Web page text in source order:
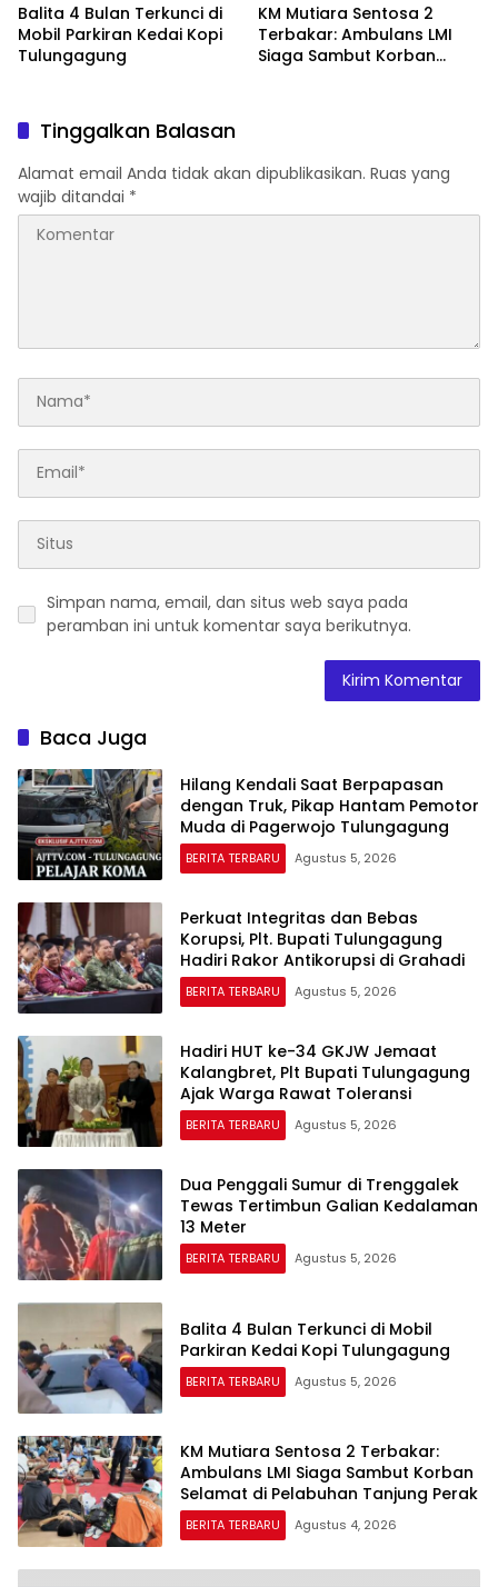
Balita 4 Bulan Terkunci di
Mobil Parkiran Kedai Kopi
Tulungagung
KM Mutiara Sentosa 2
Terbakar: Ambulans LMI
Siaga Sambut Korban
Tinggalkan Balasan
Alamat email Anda tidak akan dipublikasikan. Ruas yang
wajib ditandai *
Simpan nama, email, dan situs web saya pada
peramban ini untuk komentar saya berikutnya.
Baca Juga
Hilang Kendali Saat Berpapasan
dengan Truk, Pikap Hantam Pemotor
Muda di Pagerwojo Tulungagung
BERITA TERBARU Agustus 5, 2026
Perkuat Integritas dan Bebas
Korupsi, Plt. Bupati Tulungagung
Hadiri Rakor Antikorupsi di Grahadi
BERITA TERBARU Agustus 5, 2026
Hadiri HUT ke-34 GKJW Jemaat
Kalangbret, Plt Bupati Tulungagung
Ajak Warga Rawat Toleransi
BERITA TERBARU Agustus 5, 2026
Dua Penggali Sumur di Trenggalek
Tewas Tertimbun Galian Kedalaman
13 Meter
BERITA TERBARU Agustus 5, 2026
Balita 4 Bulan Terkunci di Mobil
Parkiran Kedai Kopi Tulungagung
BERITA TERBARU Agustus 5, 2026
KM Mutiara Sentosa 2 Terbakar:
Ambulans LMI Siaga Sambut Korban
Selamat di Pelabuhan Tanjung Perak
BERITA TERBARU Agustus 4, 2026